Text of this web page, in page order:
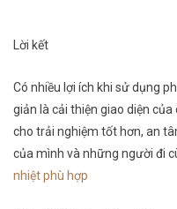
Lời kết
Có nhiều lợi ích khi sử dụng
giản là cải thiện giao diện
cho trải nghiệm tốt hơn, an
của mình và những người đi
nhiệt phù hợp